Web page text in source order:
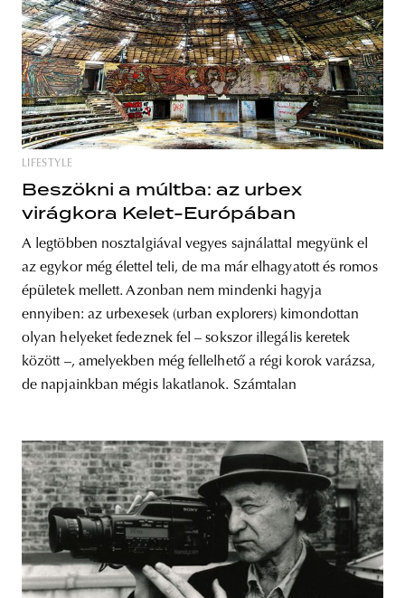
LIFESTYLE
Beszökni a múltba: az urbex
virágkora Kelet-Európában
A legtöbben nosztalgiával vegyes sajnálattal megyünk el
az egykor még élettel teli, de ma már elhagyatott és romos
épületek mellett. Azonban nem mindenki hagyja
ennyiben: az urbexesek (urban explorers) kimondottan
olyan helyeket fedeznek fel – sokszor illegális keretek
között –, amelyekben még fellelhető a régi korok varázsa,
de napjainkban mégis lakatlanok. Számtalan